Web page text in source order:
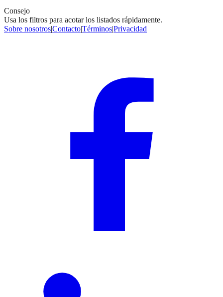
Consejo
Usa los filtros para acotar los listados rápidamente.
Sobre nosotros|Contacto|Términos|Privacidad